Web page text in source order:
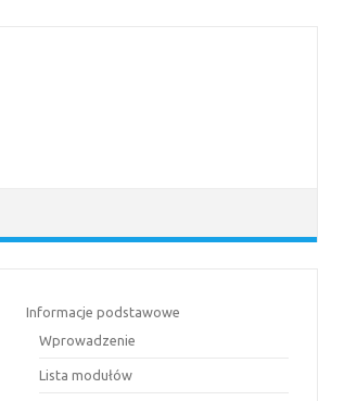
Informacje podstawowe
Wprowadzenie
Lista modułów